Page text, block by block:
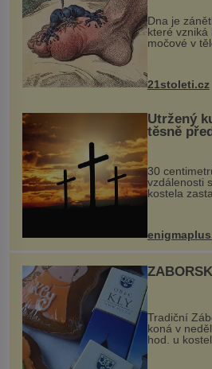
„nemoci
Dna je
které vzniká
močové v
nohou, a
21stoleti.cz
Utržený
těsně
Ochránila
30
vzdálenosti
kostela
...
Tradiční
koná v
hod. u
Kly u